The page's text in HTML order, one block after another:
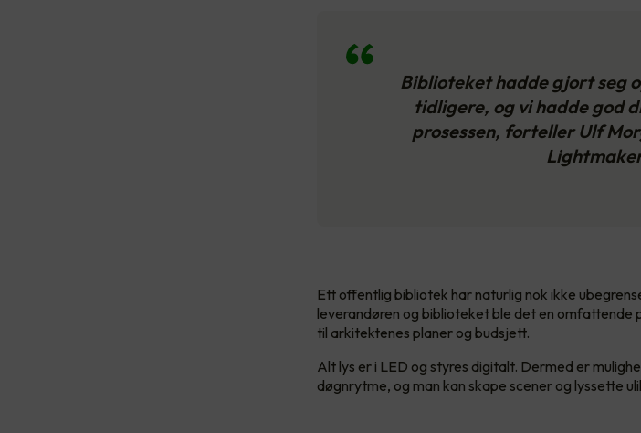
Biblioteket hadde gjort seg
tidligere, og vi hadde god
prosessen, forteller Ulf
Ett offentlig bibliotek har naturlig nok ikke
leverandøren og biblioteket ble det en omfattende
til arkitektenes planer og budsjett.
Alt lys er i LED og styres digitalt. Dermed er
døgnrytme, og man kan skape scener og lyssette